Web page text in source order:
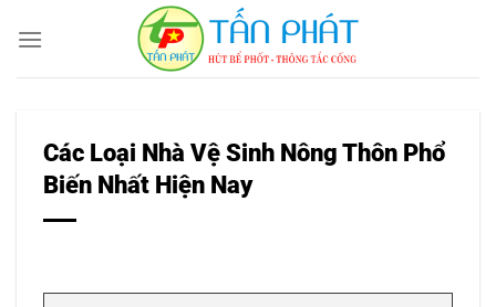
qua
Các Loại Nhà Vệ Sinh Nông Thôn Phổ
Biến Nhất Hiện Nay